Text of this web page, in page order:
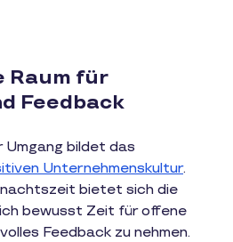
Raum für
Feedback
bildet das
Unternehmenskultur.
bietet sich die
bewusst Zeit für offene
Feedback zu nehmen.